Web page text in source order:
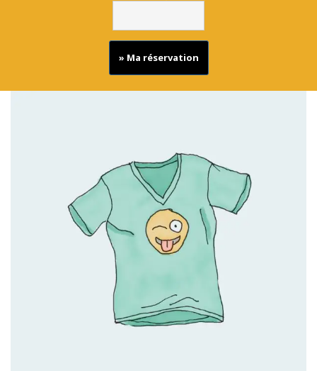
» Ma réservation